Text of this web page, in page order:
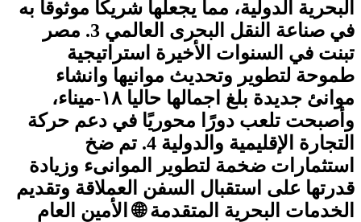
البحرية الدولية، مما يجعلها شريكا موثوقا به
في صناعة النقل البحرى العالمي 3. مصر
تبنت في السنوات الأخيرة استراتيجية
طموحة لتطوير وتحديث موانيها وانشاء
موانئ جديدة بلغ اجمالها حاليا ۱۸-ميناء،
وأصبحت تلعب دورًا محوريًا في دعم حركة
التجارة الإقليمية والدولية 4. تم ضخ
استثمارات ضخمة لتطوير الموانىء وزيادة
قدرتها على استقبال السفن العملاقة وتقديم
الخدمات البحرية المتقدمة 🌐 الأمين العام